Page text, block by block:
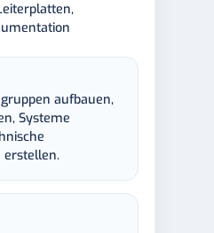
aufbauen,
Systeme
erstellen.